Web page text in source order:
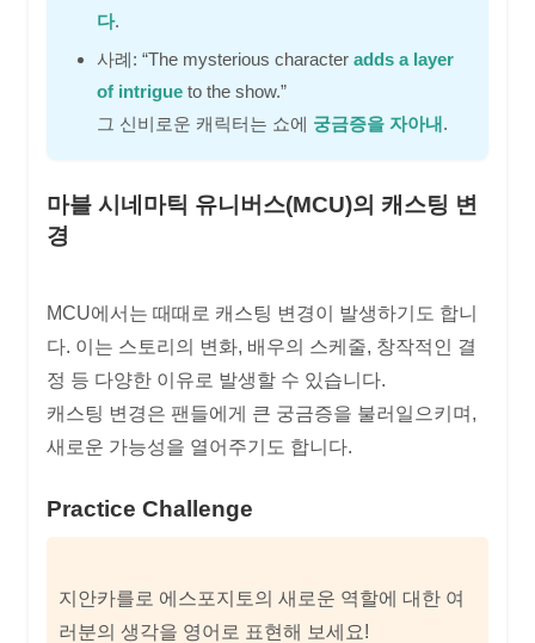
다.
사례: “The mysterious character adds a layer
of intrigue to the show.”
그 신비로운 캐릭터는 쇼에 궁금증을 자아내.
마블 시네마틱 유니버스(MCU)의 캐스팅 변
경
MCU에서는 때때로 캐스팅 변경이 발생하기도 합니
다. 이는 스토리의 변화, 배우의 스케줄, 창작적인 결
정 등 다양한 이유로 발생할 수 있습니다.
캐스팅 변경은 팬들에게 큰 궁금증을 불러일으키며,
새로운 가능성을 열어주기도 합니다.
Practice Challenge
지안카를로 에스포지토의 새로운 역할에 대한 여
러분의 생각을 영어로 표현해 보세요!